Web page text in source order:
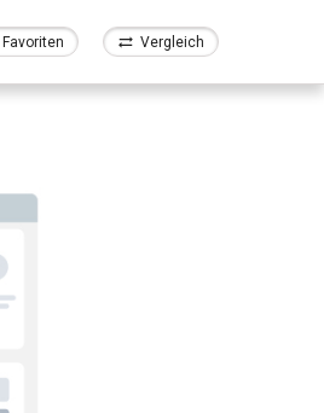
Favoriten Vergleich